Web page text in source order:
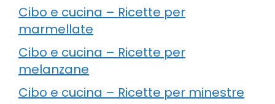
Cibo e cucina – Ricette per
marmellate
Cibo e cucina – Ricette per
melanzane
Cibo e cucina – Ricette per minestre